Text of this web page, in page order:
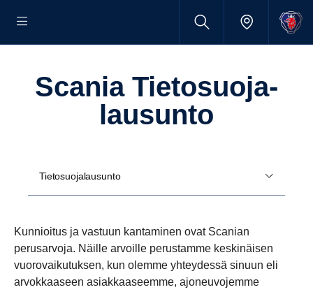
Scania Tieto­suo­ja­
lausunto
Tietosuojalausunto
Kunnioitus ja vastuun kantaminen ovat Scanian
perusarvoja. Näille arvoille perustamme keskinäisen
vuorovaikutuksen, kun olemme yhteydessä sinuun eli
arvokkaaseen asiakkaaseemme, ajoneuvojemme